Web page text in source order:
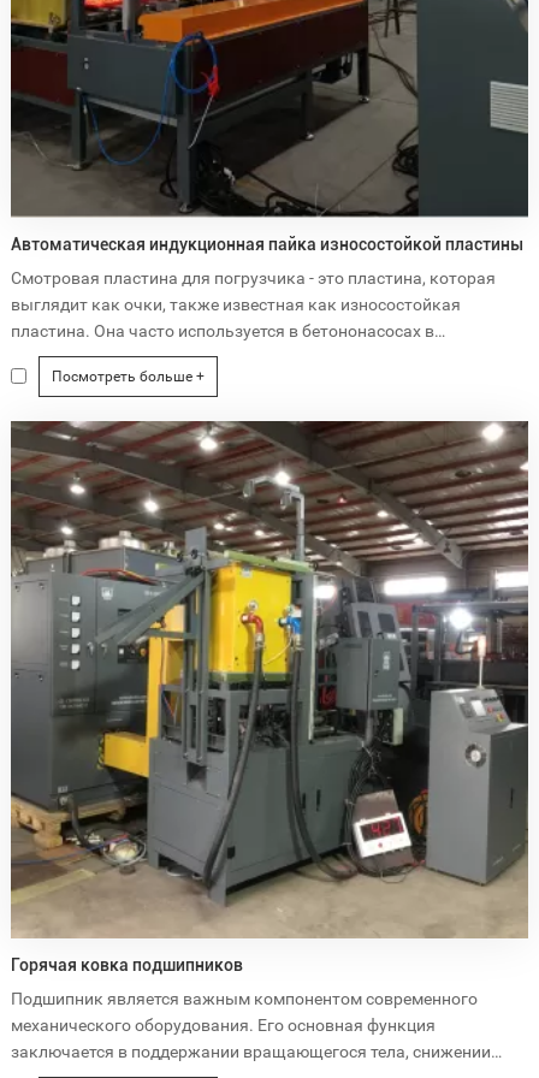
контроле процесса.
■ Области применения:
Литейное производство
Плавка металлов, таких как сталь, алюминий, медь и
драгоценные металлы
■Преимущества:
Эффективная плавка с минимальными потерями энергии
Высокотемпературный контроль для улучшения качества
5. Отжиг
размягчения металлов, повышения их пластичности и
температуры и времени нагрева обеспечивает равномерную
обработку материала без дефектов.
Машины для индукционного отжига:
■ Области применения:
Отжиг проволоки, труб и полос
Подготовка металла к формовке или механической обработке
Изготовление электрических компонентов
■Преимущества:
Точный контроль температуры для равномерного отжига
Быстрое время цикла при минимальном потреблении энергии
Стабильные и воспроизводимые результаты
6. Обработка поверхности
Индукционный нагрев также можно использовать для
обработки поверхностей, очистки и подготовки металлических
поверхностей к нанесению покрытий. Этот процесс улучшает
адгезию покрытий и улучшает общее качество поверхности.
■ Области применения:
Очистка и подготовка поверхностей к покраске или нанесению
Термообработка поверхностей для повышения износостойкости
Автоматическая индукционная пайка износостойкой пластины
Смотровая пластина для погрузчика - это пластина, которая
выглядит как очки, также известная как износостойкая
пластина. Она часто используется в бетононасосах в
промышленности.
Посмотреть больше +
Горячая ковка подшипников
Подшипник является важным компонентом современного
механического оборудования. Его основная функция
заключается в поддержании вращающегося тела, снижении